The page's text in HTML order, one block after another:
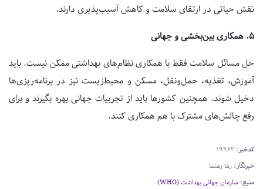
نقش حیاتی در ارتقای سلامت و کاهش آسیب‌پذیری دارند.
5. همکاری بین‌بخشی و جهانی
حل مسائل سلامت فقط با همکاری نظام‌های بهداشتی ممکن نیست. باید
آموزش، تغذیه، حمل‌ونقل، مسکن و محیط‌زیست نیز در برنامه‌ریزی‌ها
دخیل شوند. همچنین کشورها باید از تجربیات جهانی بهره بگیرند و برای
رفع چالش‌های مشترک با هم همکاری کنند.
کدخبر: 19962
خبرنگار: رها رهنما
منبع: سازمان جهانی بهداشت (WHO)